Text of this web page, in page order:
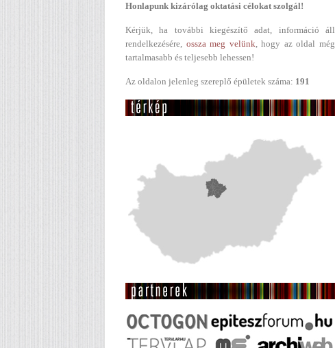
Honlapunk kizárólag oktatási célokat szolgál!
Kérjük, ha további kiegészítő adat, információ áll
rendelkezésére, ossza meg velünk, hogy az oldal még
tartalmasabb és teljesebb lehessen!
Az oldalon jelenleg szereplő épületek száma: 191